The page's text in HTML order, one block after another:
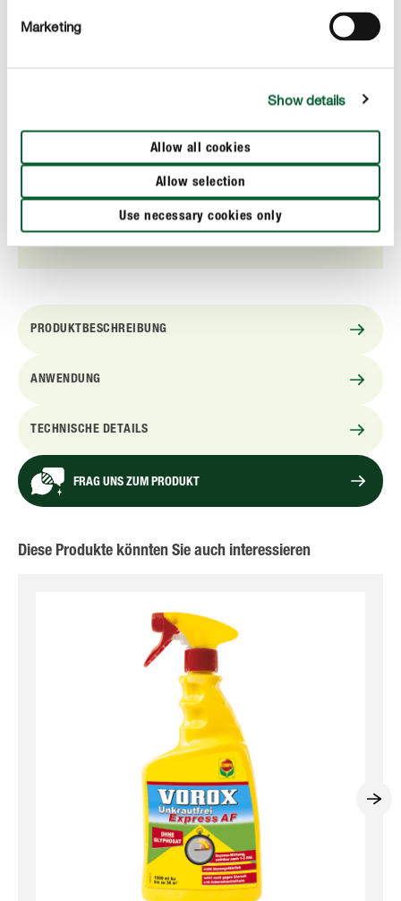
Marketing
Show details
Allow all cookies
Allow selection
Use necessary cookies only
Wirkstoff natürlichen Ursprungs
Das Mittel basiert auf einem Wirkstoff natürlichen
Ursprungs. Kinder und Haustiere können den Garten
direkt nach Antrocknung des Belags bereits wieder
PRODUKTBESCHREIBUNG
ANWENDUNG
TECHNISCHE DETAILS
FRAG UNS ZUM PRODUKT
Diese Produkte könnten Sie auch interessieren